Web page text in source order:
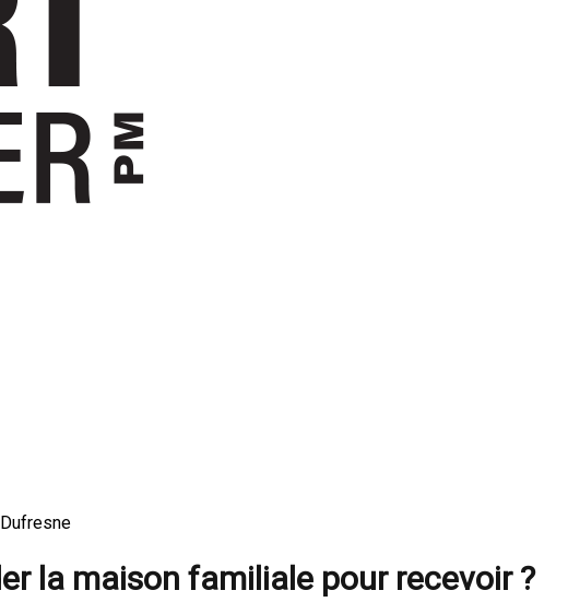
la maison familiale pour recevoir ?